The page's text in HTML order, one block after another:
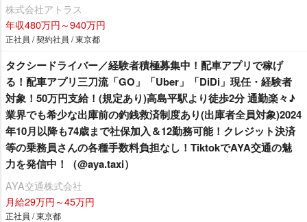
株式会社アトラス
年収480万円～940万円
正社員 / 契約社員 / 東京都
タクシードライバー／経験者積極募集中！配車アプリで稼げ
る！配車アプリ三刀流「GO」「Uber」「DiDi」現任・経験者
対象！50万円支給！(規定あり)高島平駅より徒歩2分 通勤楽々♪
業界でも希少な出庫前の釣銭救済制度あり(出庫者全員対象)2024
年10月以降も74歳まで社保加入＆12勤務可能！クレジット決済
等の乗務員さんの各種手数料負担なし！TiktokでAYA交通の魅
力を発信中！（@aya.taxi）
AYA交通株式会社
月給29万円～45万円
正社員 / 東京都